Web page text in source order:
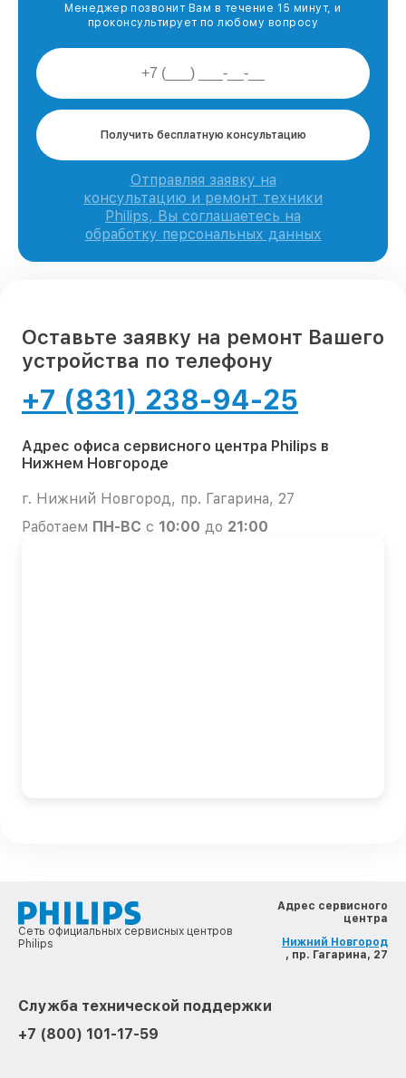
Менеджер позвонит Вам в течение 15 минут, и
проконсультирует по любому вопросу
Получить бесплатную консультацию
Отправляя заявку на
консультацию и ремонт техники
Philips, Вы соглашаетесь на
обработку персональных данных
Оставьте заявку на ремонт Вашего
устройства по телефону
+7 (831) 238-94-25
Адрес офиса сервисного центра Philips в
Нижнем Новгороде
г. Нижний Новгород, пр. Гагарина, 27
Работаем ПН-ВС с 10:00 до 21:00
Сеть официальных сервисных центров
Philips
Адрес сервисного
центра
Нижний Новгород
, пр. Гагарина, 27
Служба технической поддержки
+7 (800) 101-17-59